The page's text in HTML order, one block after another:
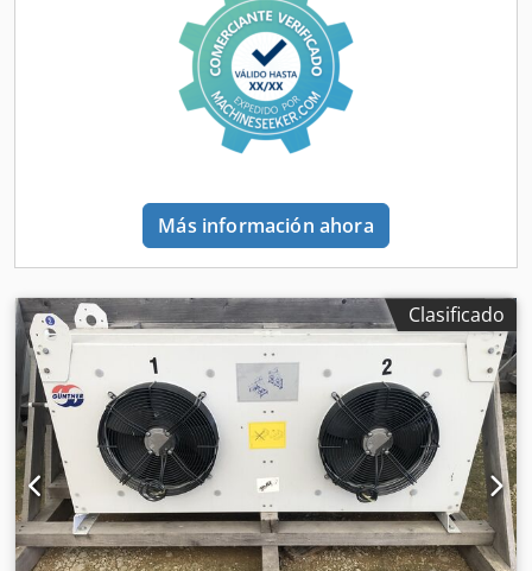
unidad de válvulas: 2 l, peso: aproximadamente 300 kg,
dimensiones X/Y/Z: aproximadamente 700 mm/900
mm/1900 mm, peso de la unidad de válvulas: 37 kg.
Equipada con control mediante visualización en pantalla
táctil, armario de control independiente y unidad de
válvulas externa para aplicaciones de alta temperatura.
Documentación disponible. Posibilidad de inspección
Más información ahora
Clasificado